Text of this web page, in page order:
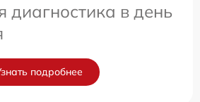
диагностика в день
подробнее